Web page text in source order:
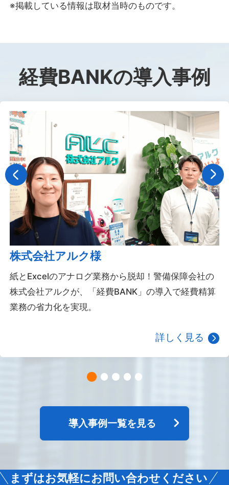
※掲載している情報は取材当時のものです。
経費BANKの導入事例
株式会社アルク様
紙とExcelのアナログ業務から脱却！警備保障会社の
株式会社アルクが、「経費BANK」の導入で経費精算
業務の省力化を実現。
詳しく見る
導入事例一覧を見る
まずはお気軽にお問い合わせください